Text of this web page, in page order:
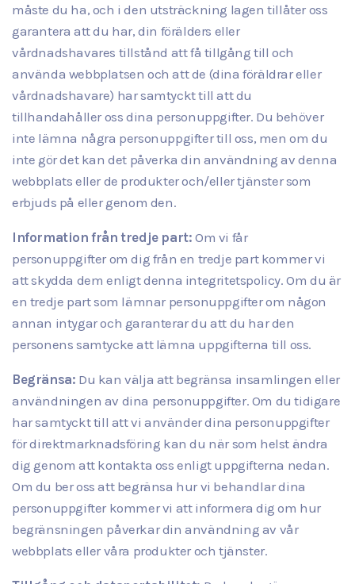
måste du ha, och i den utsträckning lagen tillåter oss
garantera att du har, din förälders eller
vårdnadshavares tillstånd att få tillgång till och
använda webbplatsen och att de (dina föräldrar eller
vårdnadshavare) har samtyckt till att du
tillhandahåller oss dina personuppgifter. Du behöver
inte lämna några personuppgifter till oss, men om du
inte gör det kan det påverka din användning av denna
webbplats eller de produkter och/eller tjänster som
erbjuds på eller genom den.
Information från tredje part: Om vi får
personuppgifter om dig från en tredje part kommer vi
att skydda dem enligt denna integritetspolicy. Om du är
en tredje part som lämnar personuppgifter om någon
annan intygar och garanterar du att du har den
personens samtycke att lämna uppgifterna till oss.
Begränsa: Du kan välja att begränsa insamlingen eller
användningen av dina personuppgifter. Om du tidigare
har samtyckt till att vi använder dina personuppgifter
för direktmarknadsföring kan du när som helst ändra
dig genom att kontakta oss enligt uppgifterna nedan.
Om du ber oss att begränsa hur vi behandlar dina
personuppgifter kommer vi att informera dig om hur
begränsningen påverkar din användning av vår
webbplats eller våra produkter och tjänster.